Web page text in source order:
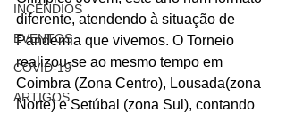
INCÊNDIOS
EVENTOS
COVID-19
ARTIGOS
diferente, atendendo à situação de
Pandemia que vivemos. O Torneio
realizou-se ao mesmo tempo em
Coimbra (Zona Centro), Lousada(zona
Norte) e Setúbal (zona Sul), contando